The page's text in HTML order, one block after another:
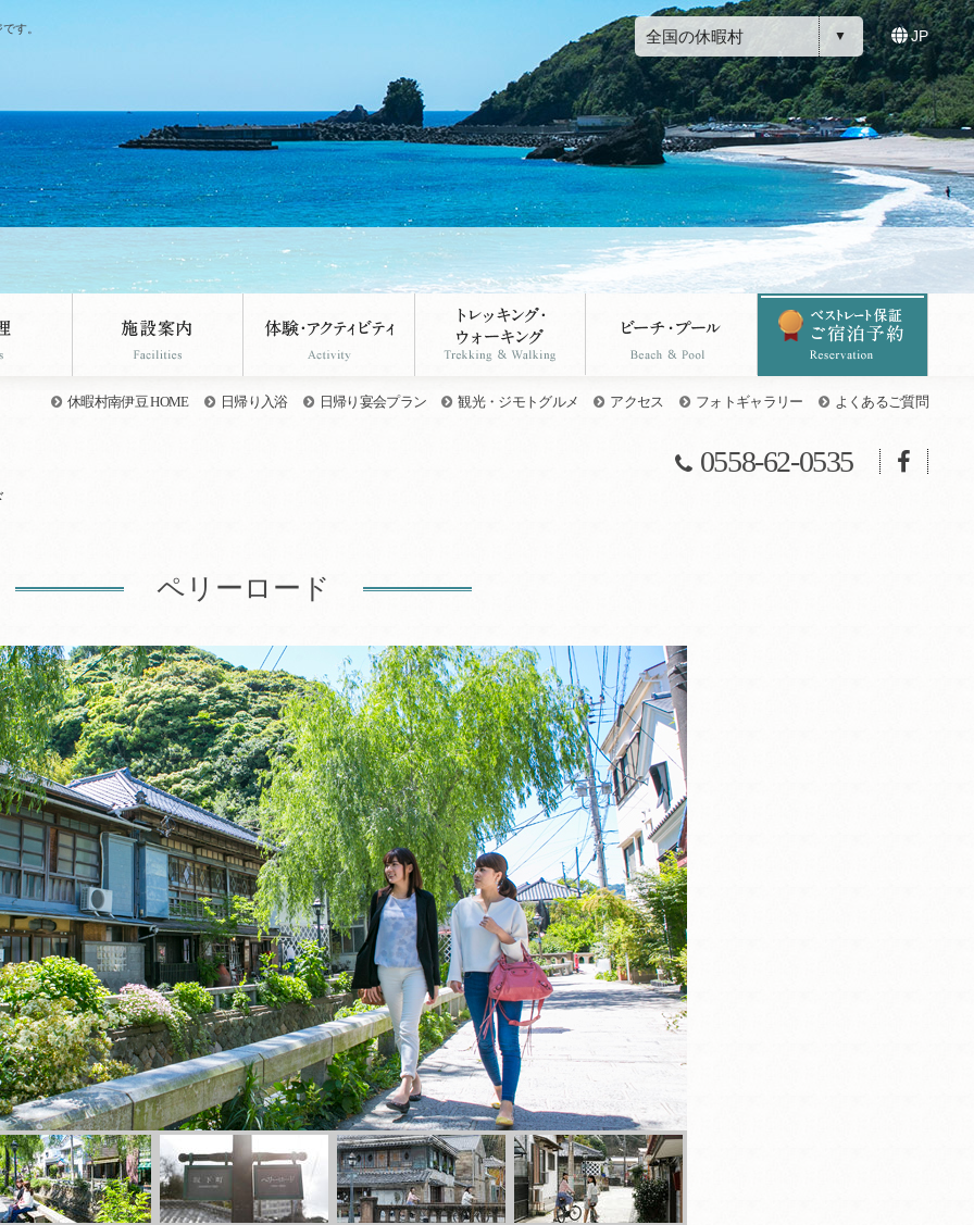
す。 全国の休暇村 JP
休暇村南伊豆 HOME 日帰り入浴 日帰り宴会プラン 観光・ジモトグルメ アクセス フォトギャラリー よくあるご質問
0558-62-0535
ペリーロード